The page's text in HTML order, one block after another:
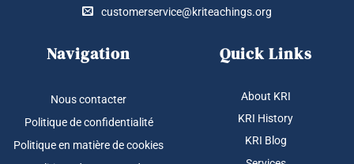
customerservice@kriteachings.org
Navigation
Nous contacter
Politique de confidentialité
Politique en matière de cookies
Quick Links
About KRI
KRI History
KRI Blog